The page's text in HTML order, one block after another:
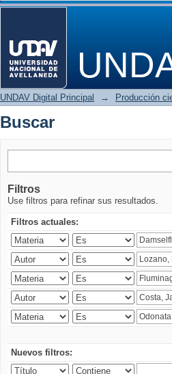
Buscar
UNDAV Digital Principal → Producción
Buscar
Filtros
Use filtros para refinar sus resultados.
Filtros actuales:
Nuevos filtros: